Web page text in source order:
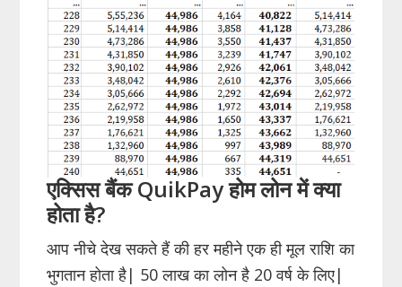
एक्सिस बैंक QuikPay होम लोन में क्या
होता है?
आप नीचे देख सकते हैं की हर महीने एक ही मूल राशि का
भुगतान होता है| 50 लाख का लोन है 20 वर्ष के लिए|